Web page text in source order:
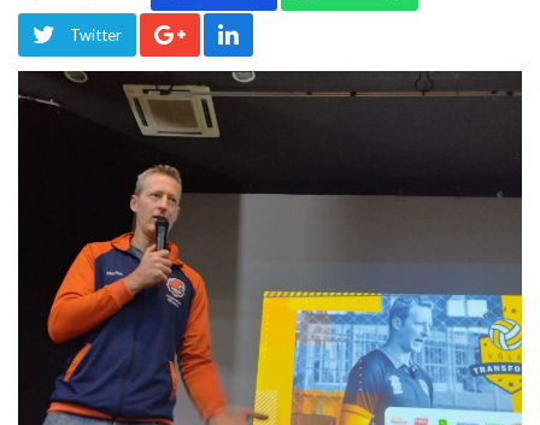
Twitter